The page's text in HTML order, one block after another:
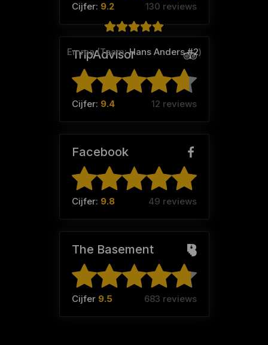
Emma (Team:Hans Anders #2)
Cijfer: 9.2 130 reviews
TripAdvisor
Cijfer: 9.4 12 reviews
Facebook
Cijfer: 9.8 49 reviews
The Basement
Cijfer 9.5 683 reviews